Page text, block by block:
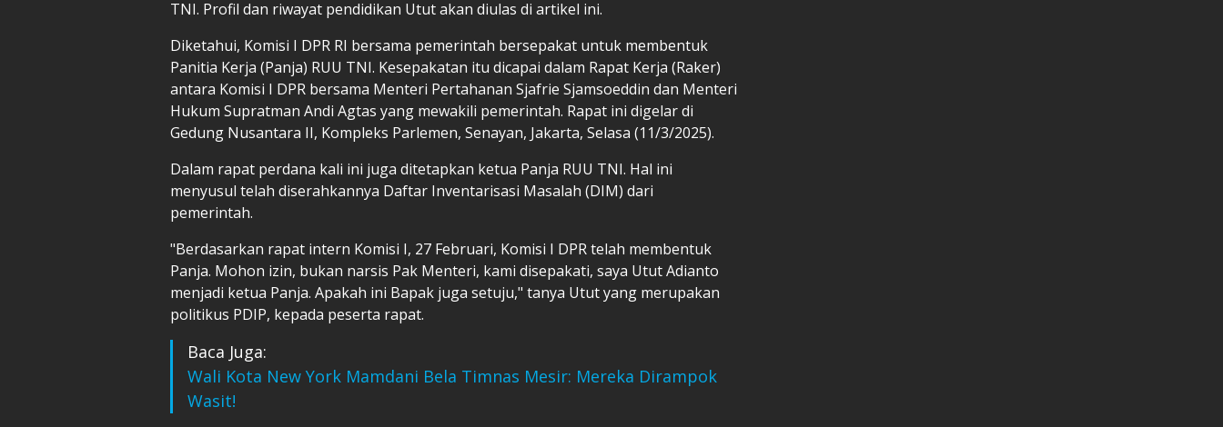
TNI. Profil dan riwayat pendidikan Utut akan diulas di artikel ini.
Diketahui, Komisi I DPR RI bersama pemerintah bersepakat untuk membentuk
Panitia Kerja (Panja) RUU TNI. Kesepakatan itu dicapai dalam Rapat Kerja (Raker)
antara Komisi I DPR bersama Menteri Pertahanan Sjafrie Sjamsoeddin dan Menteri
Hukum Supratman Andi Agtas yang mewakili pemerintah. Rapat ini digelar di
Gedung Nusantara II, Kompleks Parlemen, Senayan, Jakarta, Selasa (11/3/2025).
Dalam rapat perdana kali ini juga ditetapkan ketua Panja RUU TNI. Hal ini
menyusul telah diserahkannya Daftar Inventarisasi Masalah (DIM) dari
pemerintah.
"Berdasarkan rapat intern Komisi I, 27 Februari, Komisi I DPR telah membentuk
Panja. Mohon izin, bukan narsis Pak Menteri, kami disepakati, saya Utut Adianto
menjadi ketua Panja. Apakah ini Bapak juga setuju," tanya Utut yang merupakan
politikus PDIP, kepada peserta rapat.
Baca Juga:
Wali Kota New York Mamdani Bela Timnas Mesir: Mereka Dirampok
Wasit!